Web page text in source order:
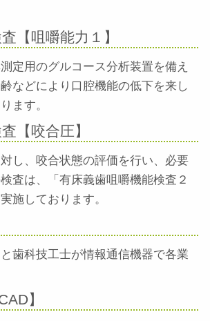
【咀嚼能力１】
定用のグルコース分析装置を備え
などにより口腔機能の低下を来し
ます。
【咬合圧】
し、咬合状態の評価を行い、必要
査は、「有床義歯咀嚼機能検査２
施しております。
歯科技工士が情報通信機器で各業
】